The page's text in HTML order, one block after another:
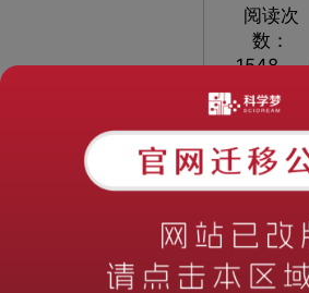
阅读次
数：
1548
间：
2023-
06-14
10:58:51
在
当今快
节奏的